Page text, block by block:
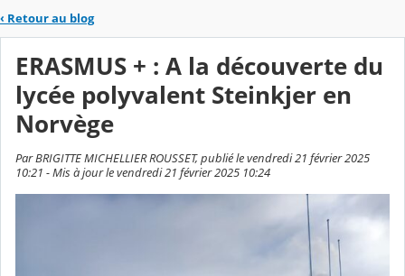
‹ Retour au blog
ERASMUS + : A la découverte du
lycée polyvalent Steinkjer en
Norvège
Par BRIGITTE MICHELLIER ROUSSET, publié le vendredi 21 février 2025
10:21 - Mis à jour le vendredi 21 février 2025 10:24